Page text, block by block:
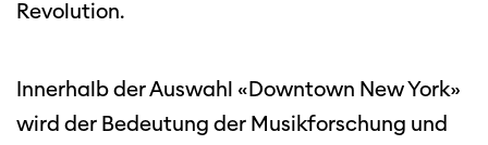
Revolution.
Innerhalb der Auswahl «Downtown New York»
wird der Bedeutung der Musikforschung und